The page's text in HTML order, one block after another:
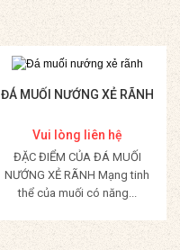
ĐÁ MUỐI NƯỚNG XẺ RÃNH
Vui lòng liên hệ
ĐẶC ĐIỂM CỦA ĐÁ MUỐI
NƯỚNG XẺ RÃNH Mạng tinh
thể của muối có năng...
Mua Hàng